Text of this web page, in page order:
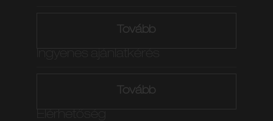
Tovább
Tovább